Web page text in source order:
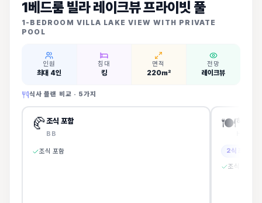
1베드룸 빌라 레이크뷰 프라이빗 풀
1-BEDROOM VILLA LAKE VIEW WITH PRIVATE
POOL
인원
최대 4인
침대
킹
면적
220㎡
전망
레이크뷰
식사 플랜 비교 · 5가지
🥐 조식 포함
BB
조식 포함
🍽️하프보드
2식 포함
조식 + 중식